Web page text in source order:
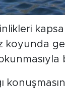
koyunda